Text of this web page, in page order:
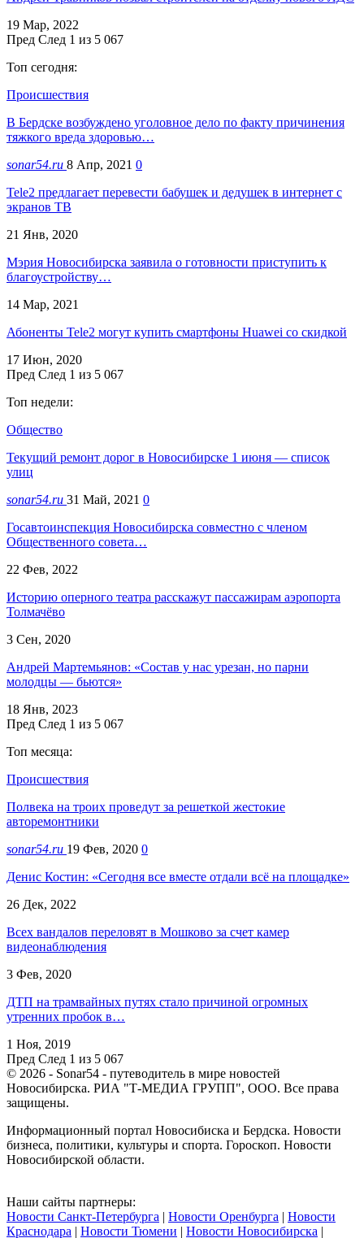
19 Мар, 2022
Пред След 1 из 5 067
Топ сегодня:
Происшествия
В Бердске возбуждено уголовное дело по факту причинения
тяжкого вреда здоровью…
sonar54.ru 8 Апр, 2021 0
Tele2 предлагает перевести бабушек и дедушек в интернет с
экранов ТВ
21 Янв, 2020
Мэрия Новосибирска заявила о готовности приступить к
благоустройству…
14 Мар, 2021
Абоненты Tele2 могут купить смартфоны Huawei со скидкой
17 Июн, 2020
Пред След 1 из 5 067
Топ недели:
Общество
Текущий ремонт дорог в Новосибирске 1 июня — список
улиц
sonar54.ru 31 Май, 2021 0
Госавтоинспекция Новосибирска совместно с членом
Общественного совета…
22 Фев, 2022
Историю оперного театра расскажут пассажирам аэропорта
Толмачёво
3 Сен, 2020
Андрей Мартемьянов: «Состав у нас урезан, но парни
молодцы — бьются»
18 Янв, 2023
Пред След 1 из 5 067
Топ месяца:
Происшествия
Полвека на троих проведут за решеткой жестокие
авторемонтники
sonar54.ru 19 Фев, 2020 0
Денис Костин: «Сегодня все вместе отдали всё на площадке»
26 Дек, 2022
Всех вандалов переловят в Мошково за счет камер
видеонаблюдения
3 Фев, 2020
ДТП на трамвайных путях стало причиной огромных
утренних пробок в…
1 Ноя, 2019
Пред След 1 из 5 067
© 2026 - Sonar54 - путеводитель в мире новостей
Новосибирска. РИА "Т-МЕДИА ГРУПП", ООО. Все права
защищены.
Информационный портал Новосибиска и Бердска. Новости
бизнеса, политики, культуры и спорта. Гороскоп. Новости
Новосибирской области.
Наши сайты партнеры:
Новости Санкт-Петербурга | Новости Оренбурга | Новости
Краснодара | Новости Тюмени | Новости Новосибирска |